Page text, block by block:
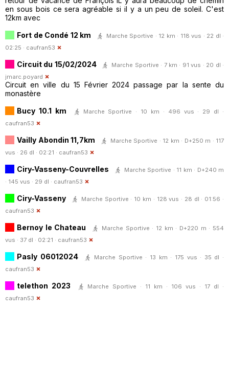
en sous bois ce sera agréable si il y a un peu de soleil. C'est
12km avec
Fort de Condé 12 km
Marche Sportive · 12 km · 118 vus · 22 dl ·
02:25 · caufran53
Circuit du 15/02/2024
Marche Sportive · 7 km · 91 vus · 20 dl ·
jmarc.poyard
Circuit en ville du 15 Février 2024 passage par la sente du
monastère
Bucy 10.1 km
Marche Sportive · 10 km · 496 vus · 29 dl ·
caufran53
Vailly Abondin 11,7km
Marche Sportive · 12 km · D+250 m · 117
vus · 26 dl · 02:21 · caufran53
Ciry-Vasseny-Couvrelles
Marche Sportive · 11 km · D+240 m
· 145 vus · 29 dl · caufran53
Ciry-Vasseny
Marche Sportive · 10 km · 128 vus · 28 dl · 01:56 ·
caufran53
Bernoy le Chateau
Marche Sportive · 12 km · D+220 m · 554
vus · 37 dl · 02:21 · caufran53
Pasly 06012024
Marche Sportive · 13 km · 175 vus · 35 dl ·
caufran53
telethon 2023
Marche Sportive · 11 km · 106 vus · 17 dl ·
caufran53